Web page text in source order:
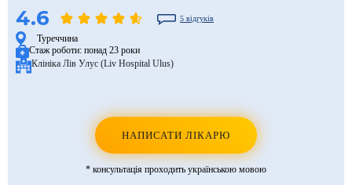
4.6 5 відгуків
Туреччина
Стаж роботи: понад 23 роки
Клініка Лів Улус (Liv Hospital Ulus)
НАПИСАТИ ЛІКАРЮ
* консультація проходить українською мовою